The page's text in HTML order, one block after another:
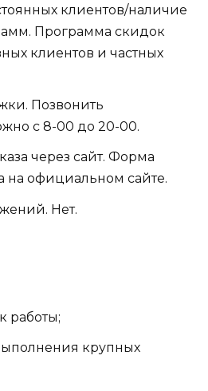
клиентов/наличие
Программа скидок
клиентов и частных
Позвонить
с 8-00 до 20-00.
через сайт. Форма
на официальном сайте.
Нет.
работы;
крупных